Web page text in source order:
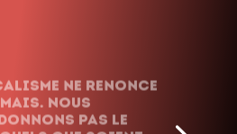
Nous
pas le
quels que soient